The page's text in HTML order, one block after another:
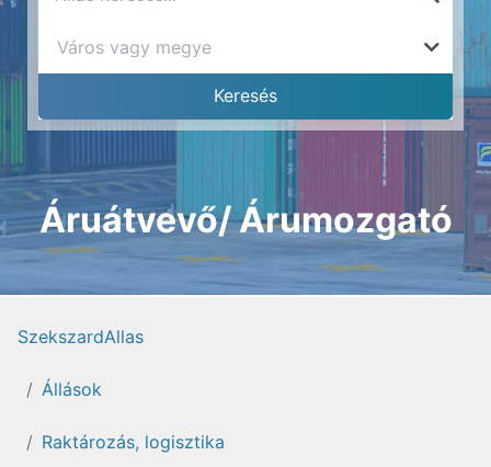
Áruátvevő/ Árumozgató
SzekszardAllas
Állások
Raktározás, logisztika